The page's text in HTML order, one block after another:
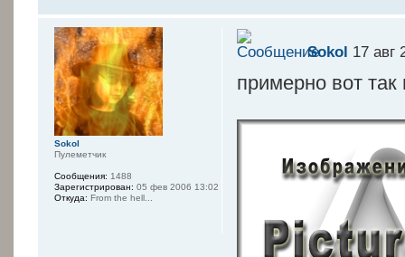
Sokol 17 авг
примерно вот так
Sokol
Пулеметчик
Сообщения: 1488
Зарегистрирован: 05 фев 2006 13:02
Откуда: From the hell...